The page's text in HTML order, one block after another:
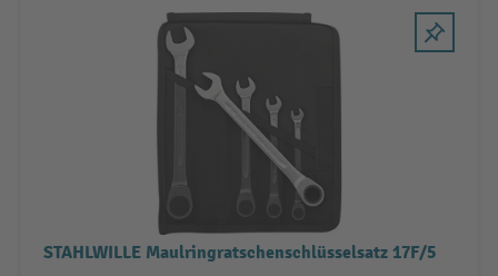
STAHLWILLE Maulringratschenschlüsselsatz 17F/5